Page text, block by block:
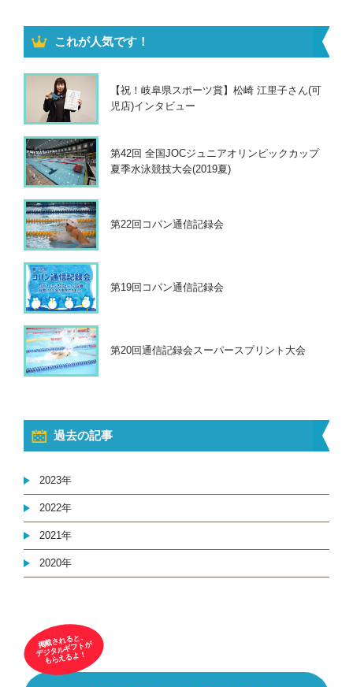
これが人気です！
【祝！岐阜県スポーツ賞】松崎 江里子さん(可
児店)インタビュー
第42回 全国JOCジュニアオリンピックカップ
夏季水泳競技大会(2019夏)
第22回コパン通信記録会
第19回コパン通信記録会
第20回通信記録会スーパースプリント大会
過去の記事
2023年
2022年
2021年
2020年
掲載されると、
デジタルギフトが
もらえるよ！